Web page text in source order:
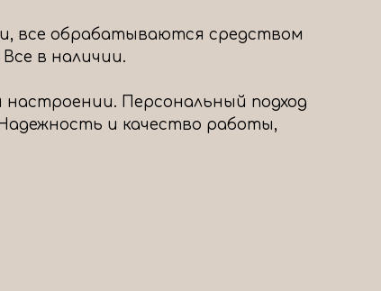
все обрабатываются средством
в наличии.
Персональный подход
и качество работы,